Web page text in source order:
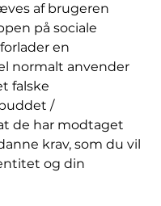
af brugeren
på sociale
en
normalt anvender
falske
/
de har modtaget
krav, som du vil
og din